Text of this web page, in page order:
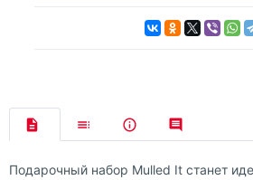
Подарочный набор Mulled It станет